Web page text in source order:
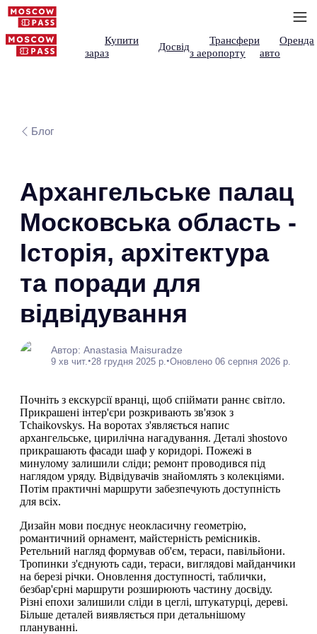
Купити
зараз
Досвід
Трансфери
з аеропорту
Оренда
авто
Блог
Архангельське палац
Московська область -
Історія, архітектура
та поради для
відвідування
Автор: Anastasia Maisuradze
9 хв чит. •28 грудня 2025 р. •Оновлено 06 серпня 2026 р.
Почніть з екскурсії вранці, щоб спіймати раннє світло.
Прикрашені інтер'єри розкривають зв'язок з
Тchaikovskys. На воротах з'являється напис
архангельське, цирилічна нагадування. Деталі зhostovo
прикрашають фасади шаф у коридорі. Пожежі в
минулому залишили сліди; ремонт проводився під
наглядом уряду. Відвідувачів знайомлять з колекціями.
Потім практичні маршрути забезпечують доступність
для всіх.
Дизайн мови поєднує неокласичну геометрію,
романтичний орнамент, майстерність ремісників.
Ретельний нагляд формував об'єм, тераси, павільйони.
Тропинки з'єднують сади, тераси, виглядові майданчики
на березі річки. Оновлення доступності, таблички,
безбар'єрні маршрути розширюють частину досвіду.
Різні епохи залишили сліди в цеглі, штукатурці, дереві.
Більше деталей виявляється при детальнішому
плануванні.